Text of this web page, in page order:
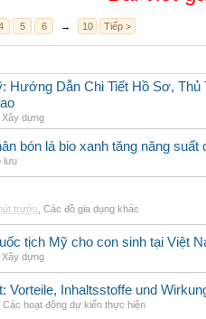
5 6 → 10 Tiếp >
Hướng Dẫn Chi Tiết Hồ Sơ, Thủ
Xây dựng
bón lá bio xanh tăng năng suất
lưu
trước Các đồ gia dụng khác
tịch Mỹ cho con sinh tại Việt
Xây dựng
Vorteile, Inhaltsstoffe und
Các hoạt động dự kiến thực hiện